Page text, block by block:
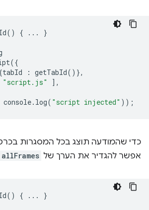
() { ... }
({
tabId : getTabId()},
"script.js"
],
console. log( "script injected" ));
כדי שהמודעה תוצג בכל המסגרות
אפשר להגדיר את הערך של allFrames
() { ... }